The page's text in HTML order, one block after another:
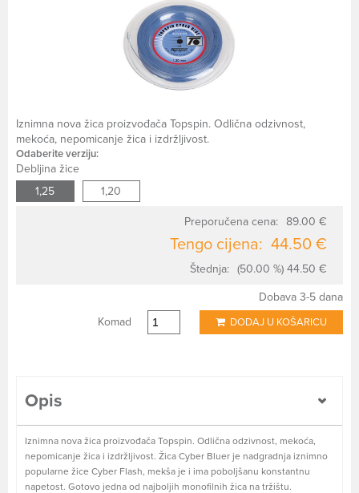
Iznimna nova žica proizvođača Topspin. Odlična odzivnost,
mekoća, nepomicanje žica i izdržljivost.
Odaberite verziju:
Debljina žice
1,25
1,20
Preporučena cena: 89.00 €
Tengo cijena: 44.50 €
Štednja: (50.00 %) 44.50 €
Dobava 3-5 dana
Komad
DODAJ U KOŠARICU
Opis
Iznimna nova žica proizvođača Topspin. Odlična odzivnost, mekoća,
nepomicanje žica i izdržljivost. Žica Cyber Bluer je nadgradnja iznimno
popularne žice Cyber Flash, mekša je i ima poboljšanu konstantnu
napetost. Gotovo jedna od najboljih monofilnih žica na tržištu.